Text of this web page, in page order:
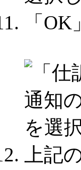
「
上記